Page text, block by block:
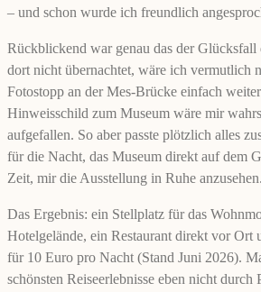
– und schon wurde ich freundlich
Rückblickend war genau das der Glücksfall
dort nicht übernachtet, wäre ich vermutlich
Fotostopp an der Mes-Brücke einfach
Hinweisschild zum Museum wäre mir
aufgefallen. So aber passte plötzlich alles
für die Nacht, das Museum direkt auf dem
Zeit, mir die Ausstellung in Ruhe anzusehen.
Das Ergebnis: ein Stellplatz für das
Hotelgelände, ein Restaurant direkt vor Ort
für 10 Euro pro Nacht (Stand Juni 2026).
schönsten Reiseerlebnisse eben nicht